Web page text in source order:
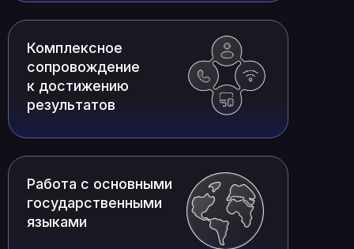
Комплексное
сопровождение
к достижению
результатов
Работа с основными
государственными
языками